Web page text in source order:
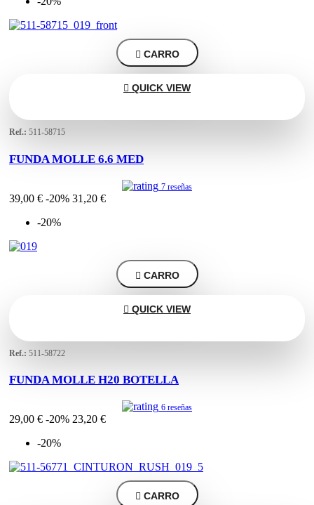
 CARRO
 QUICK VIEW
Ref.: 511-58715
FUNDA MOLLE 6.6 MED
7 reseñas
39,00 € -20% 31,20 €
-20%
 CARRO
 QUICK VIEW
Ref.: 511-58722
FUNDA MOLLE H20 BOTELLA
6 reseñas
29,00 € -20% 23,20 €
-20%
 CARRO